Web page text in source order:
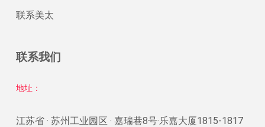
联系美太
联系我们
地址：
江苏省 · 苏州工业园区 · 嘉瑞巷8号·乐嘉大厦1815-1817